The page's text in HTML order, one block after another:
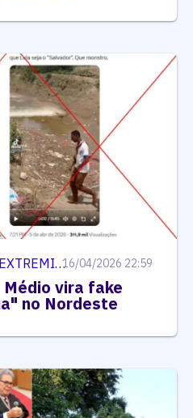
DESMENTINDO OS EXTREMISTAS16/04/2026 22:59
vira fake
no Nordeste